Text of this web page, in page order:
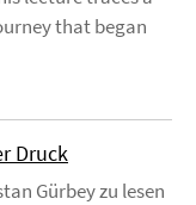
that began
Druck
Gürbey zu lesen